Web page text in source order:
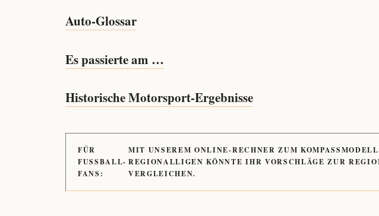
Auto-Glossar
Es passierte am …
Historische Motorsport-Ergebnisse
FÜR
FUSSBALL-
FANS:
MIT UNSEREM ONLINE-RECHNER ZUM
REGIONALLIGEN KÖNNTE IHR VORSCHLÄGE ZUR
VERGLEICHEN.